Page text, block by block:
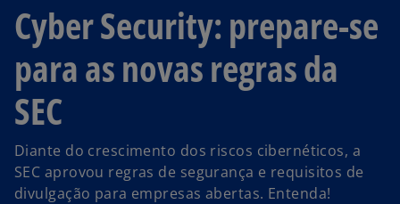
Cyber Security: prepare-se
para as novas regras da
SEC
Diante do crescimento dos riscos cibernéticos, a
SEC aprovou regras de segurança e requisitos de
divulgação para empresas abertas. Entenda!